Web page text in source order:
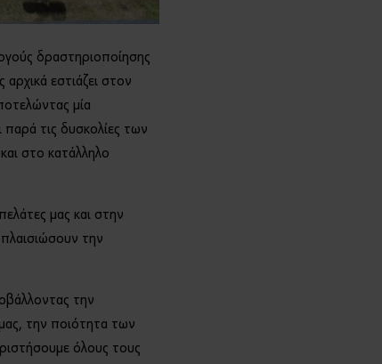
Θέλετε
εγγραφεί
τε στο
online
βήματα για
λειτουργίες
του eshop!
δραστηριοποίησης
εστιάζει στον
μία
παρά τις δυσκολίες των
στο κατάλληλο
μας και στην
την
την
την ποιότητα των
όλους τους